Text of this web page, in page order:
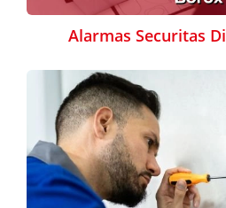
Alarmas Securitas